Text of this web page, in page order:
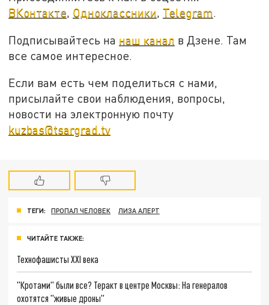
ВКонтакте, Одноклассники, Telegram.
Подписывайтесь на наш канал в Дзене. Там
все самое интересное.
Если вам есть чем поделиться с нами,
присылайте свои наблюдения, вопросы,
новости на электронную почту
kuzbas@tsargrad.tv
ТЕГИ: ПРОПАЛ ЧЕЛОВЕК ЛИЗА АЛЕРТ
ЧИТАЙТЕ ТАКЖЕ:
Технофашисты XXI века
"Кротами" были все? Теракт в центре Москвы: На генералов
охотятся "живые дроны"